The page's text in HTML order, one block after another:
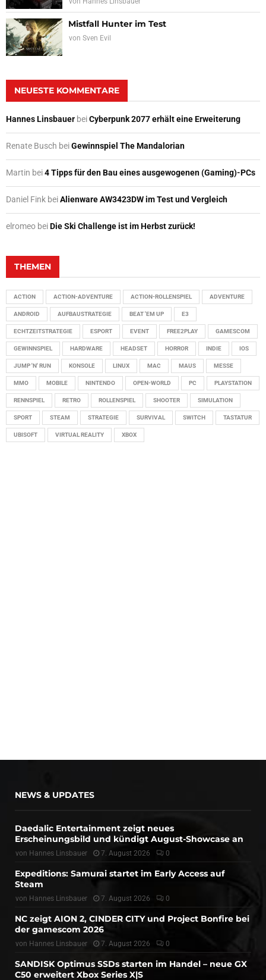
Mistfall Hunter im Test
von Sven Evil
NEUESTE KOMMENTARE
Hannes Linsbauer beiCyberpunk 2077 erhält eine Erweiterung
Renate Busch beiGewinnspiel The Mandalorian
Martin bei4 Tipps für den Bau eines ausgewogenen (Gaming)-PCs
Daniel Fink beiAlienware AW3423DW im Test und Vergleich
elromeo beiDie Ski Challenge ist im Herbst zurück!
THEMEN
ACTION ACTION-ADVENTURE ACTION-ROLLENSPIEL ADVENTURE
ANDROID AUFBAUSTRATEGIE BEAT 'EM UP E3
ECHTZEITSTRATEGIE ESPORT EVENT FREE2PLAY GAMESCOM
GEWINNSPIEL HARDWARE HEADSET HORROR INDIE IOS
JUMP 'N' RUN KONSOLE LINUX MAC MAUS MESSE
MMO MOBILE NINTENDO OPEN-WORLD PC PLAYSTATION
RENNSPIEL RETRO ROLLENSPIEL SHOOTER SIMULATION
SPORT STEAM STRATEGIE SURVIVAL SWITCH TASTATUR
UBISOFT VIRTUAL REALITY XBOX
NEWS & UPDATES
Daedalic Entertainment zeigt neues
Erscheinungsbild und kündigt August-Showcase an
von Hannes Linsbauer 7. August 2026 0
Expeditions: Samurai startet im Early Access auf
Steam
von Hannes Linsbauer 7. August 2026 0
NC zeigt AION 2, CINDER CITY und Project Bonfire bei
der gamescom 2026
von Hannes Linsbauer 7. August 2026 0
SANDISK Optimus SSDs starten im Handel – neue GX
C50 erweitert Xbox Series X|S